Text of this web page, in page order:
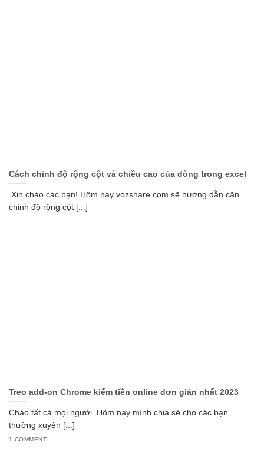
Cách chỉnh độ rộng cột và chiều cao của dòng trong excel
Xin chào các bạn! Hôm nay vozshare.com sẽ hướng dẫn căn
chỉnh độ rộng cột [...]
Treo add-on Chrome kiếm tiền online đơn giản nhất 2023
Chào tất cả mọi người. Hôm nay mình chia sẻ cho các bạn
thường xuyên [...]
1 COMMENT